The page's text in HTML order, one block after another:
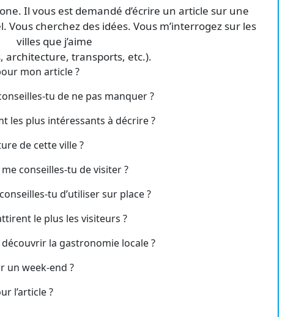
Il vous est demandé d’écrire un article sur une
cherchez des idées. Vous m’interrogez sur les
villes que j’aime
architecture, transports, etc.).
mon article ?
tu de ne pas manquer ?
les plus intéressants à décrire ?
de cette ville ?
conseilles-tu de visiter ?
tu d’utiliser sur place ?
le plus les visiteurs ?
la gastronomie locale ?
un week-end ?
l’article ?